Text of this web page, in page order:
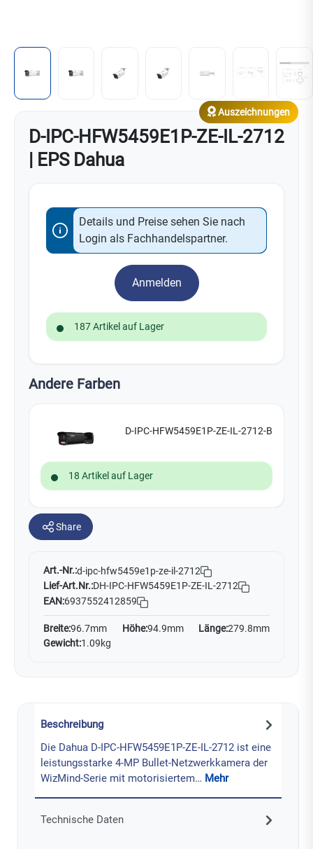
D-IPC-HFW5459E1P-ZE-IL-2712
| EPS Dahua
Auszeichnungen
Details und Preise sehen Sie nach
Login als Fachhandelspartner.
Anmelden
187 Artikel auf Lager
Andere Farben
D-IPC-HFW5459E1P-ZE-IL-2712-B
18 Artikel auf Lager
Share
Art.-Nr.:d-ipc-hfw5459e1p-ze-il-2712
Lief-Art.Nr.:DH-IPC-HFW5459E1P-ZE-IL-2712
EAN:6937552412859
Breite:96.7mm Höhe:94.9mm Länge:279.8mm
Gewicht:1.09kg
Beschreibung
Die Dahua D-IPC-HFW5459E1P-ZE-IL-2712 ist eine
leistungsstarke 4-MP Bullet-Netzwerkkamera der
WizMind-Serie mit motorisiertem… Mehr
Technische Daten